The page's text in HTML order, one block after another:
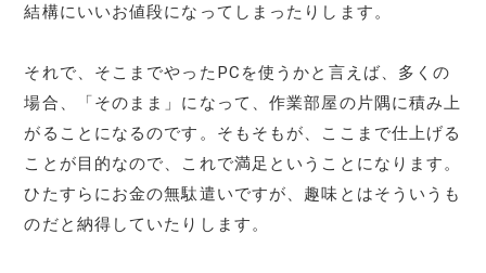
結構にいいお値段になってしまったりします。
それで、そこまでやったPCを使うかと言えば、多くの
場合、「そのまま」になって、作業部屋の片隅に積み上
がることになるのです。そもそもが、ここまで仕上げる
ことが目的なので、これで満足ということになります。
ひたすらにお金の無駄遣いですが、趣味とはそういうも
のだと納得していたりします。